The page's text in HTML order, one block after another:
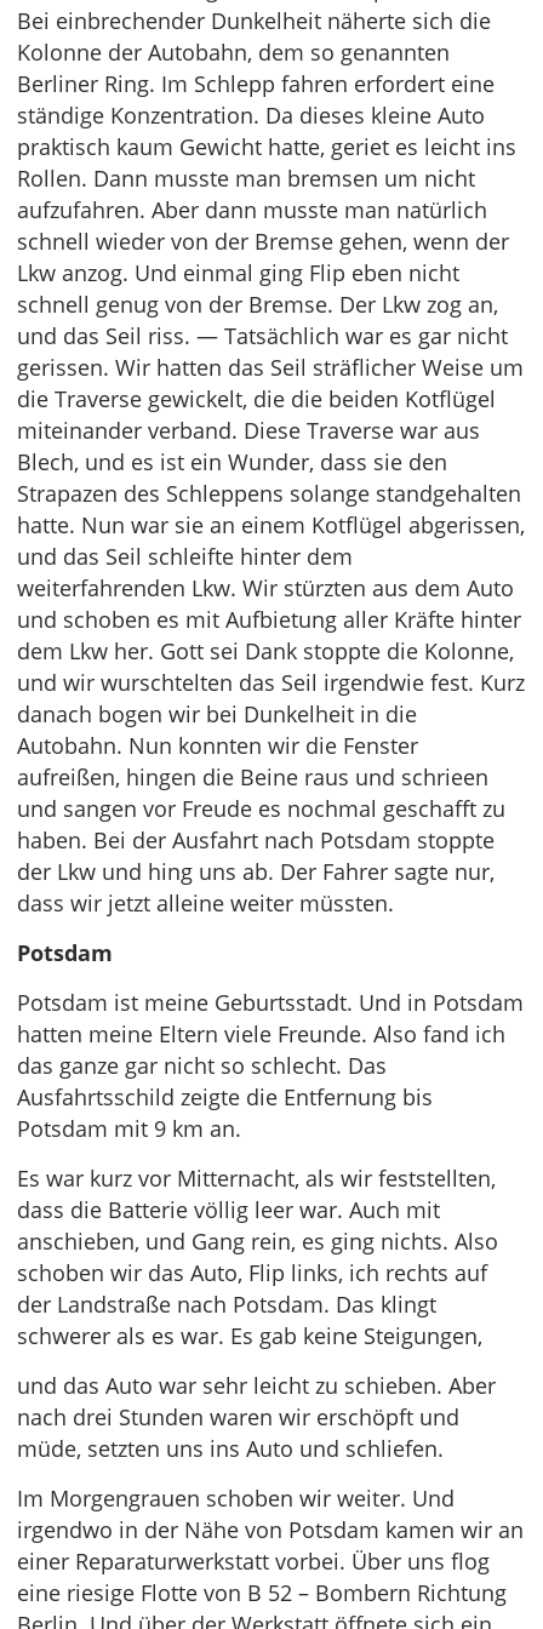
Bei einbrechender Dunkelheit näherte sich die
Kolonne der Autobahn, dem so genannten
Berliner Ring. Im Schlepp fahren erfordert eine
ständige Konzentration. Da dieses kleine Auto
praktisch kaum Gewicht hatte, geriet es leicht ins
Rollen. Dann musste man bremsen um nicht
aufzufahren. Aber dann musste man natürlich
schnell wieder von der Bremse gehen, wenn der
Lkw anzog. Und einmal ging Flip eben nicht
schnell genug von der Bremse. Der Lkw zog an,
und das Seil riss. — Tatsächlich war es gar nicht
gerissen. Wir hatten das Seil sträflicher Weise um
die Traverse gewickelt, die die beiden Kotflügel
miteinander verband. Diese Traverse war aus
Blech, und es ist ein Wunder, dass sie den
Strapazen des Schleppens solange standgehalten
hatte. Nun war sie an einem Kotflügel abgerissen,
und das Seil schleifte hinter dem
weiterfahrenden Lkw. Wir stürzten aus dem Auto
und schoben es mit Aufbietung aller Kräfte hinter
dem Lkw her. Gott sei Dank stoppte die Kolonne,
und wir wurschtelten das Seil irgendwie fest. Kurz
danach bogen wir bei Dunkelheit in die
Autobahn. Nun konnten wir die Fenster
aufreißen, hingen die Beine raus und schrieen
und sangen vor Freude es nochmal geschafft zu
haben. Bei der Ausfahrt nach Potsdam stoppte
der Lkw und hing uns ab. Der Fahrer sagte nur,
dass wir jetzt alleine weiter müssten.
Potsdam
Potsdam ist meine Geburtsstadt. Und in Potsdam
hatten meine Eltern viele Freunde. Also fand ich
das ganze gar nicht so schlecht. Das
Ausfahrtsschild zeigte die Entfernung bis
Potsdam mit 9 km an.
Es war kurz vor Mitternacht, als wir feststellten,
dass die Batterie völlig leer war. Auch mit
anschieben, und Gang rein, es ging nichts. Also
schoben wir das Auto, Flip links, ich rechts auf
der Landstraße nach Potsdam. Das klingt
schwerer als es war. Es gab keine Steigungen,
und das Auto war sehr leicht zu schieben. Aber
nach drei Stunden waren wir erschöpft und
müde, setzten uns ins Auto und schliefen.
Im Morgengrauen schoben wir weiter. Und
irgendwo in der Nähe von Potsdam kamen wir an
einer Reparaturwerkstatt vorbei. Über uns flog
eine riesige Flotte von B 52 – Bombern Richtung